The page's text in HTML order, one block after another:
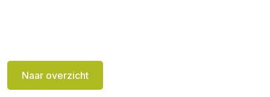
Naar overzicht